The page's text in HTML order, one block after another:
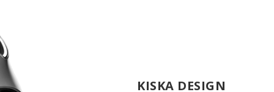
KISKA DESIGN